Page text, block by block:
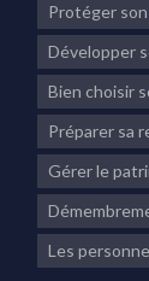
Protéger
Développer
Bien choisir
Préparer sa
Gérer le
Les